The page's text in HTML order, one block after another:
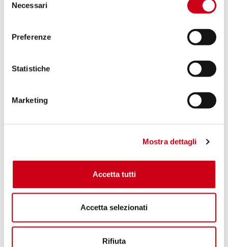
delNecessari
Preferenze
Statistiche
Marketing
Mostra dettagli
Accetta tutti
Accetta selezionati
Rifiuta